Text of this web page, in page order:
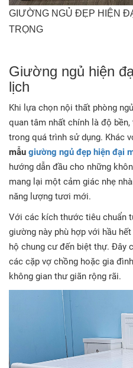
GIƯỜNG NGỦ ĐẸP HIỆN
TRỌNG
Giường ngủ hiện
lịch
Khi lựa chọn nội thất phòng
quan tâm nhất chính là độ
trong quá trình sử dụng. Khác
mẫu giường ngủ đẹp hiện đại
hướng dẫn đầu cho những
mang lại một cảm giác nhẹ
năng lượng tươi mới.
Với các kích thước tiêu chuẩn
giường này phù hợp với hầu
hộ chung cư đến biệt thự. Đây
các cặp vợ chồng hoặc gia
không gian thư giãn rộng rãi.